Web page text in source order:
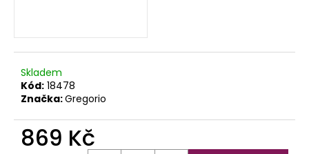
Skladem
Kód: 18478
Značka:Gregorio
869 Kč